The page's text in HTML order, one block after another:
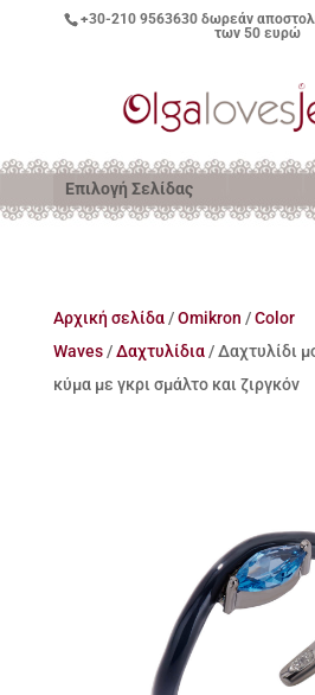
+30-210 9563630δωρεάν
των 50 ευρώ
Επιλογή Σελίδας
Αρχική σελίδα/Omikron /Color
Waves/Δαχτυλίδια/ Δαχτυλίδι
κύμα με γκρι σμάλτο και ζιργκόν